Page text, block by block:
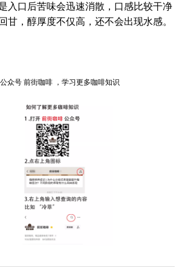
入口后苦味会迅速消散，口感比较干净
甘，醇厚度不仅高，还不会出现水感。
众号 前街咖啡 ，学习更多咖啡知识